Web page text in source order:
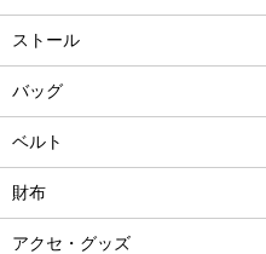
ストール
バッグ
ベルト
財布
アクセ・グッズ